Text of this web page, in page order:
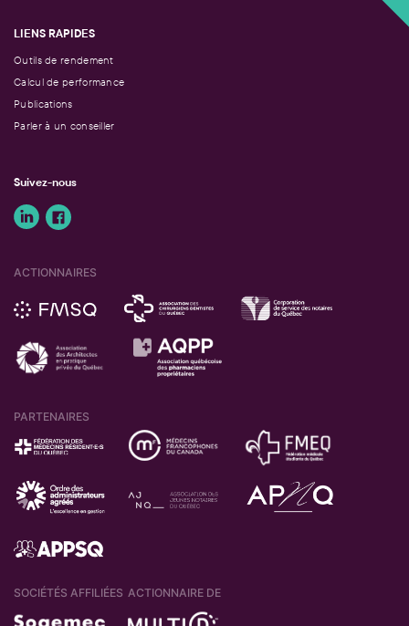
LIENS RAPIDES
Outils de rendement
Calcul de performance
Publications
Parler à un conseiller
Suivez-nous
ACTIONNAIRES
PARTENAIRES
SOCIÉTÉS AFFILIÉES ACTIONNAIRE DE